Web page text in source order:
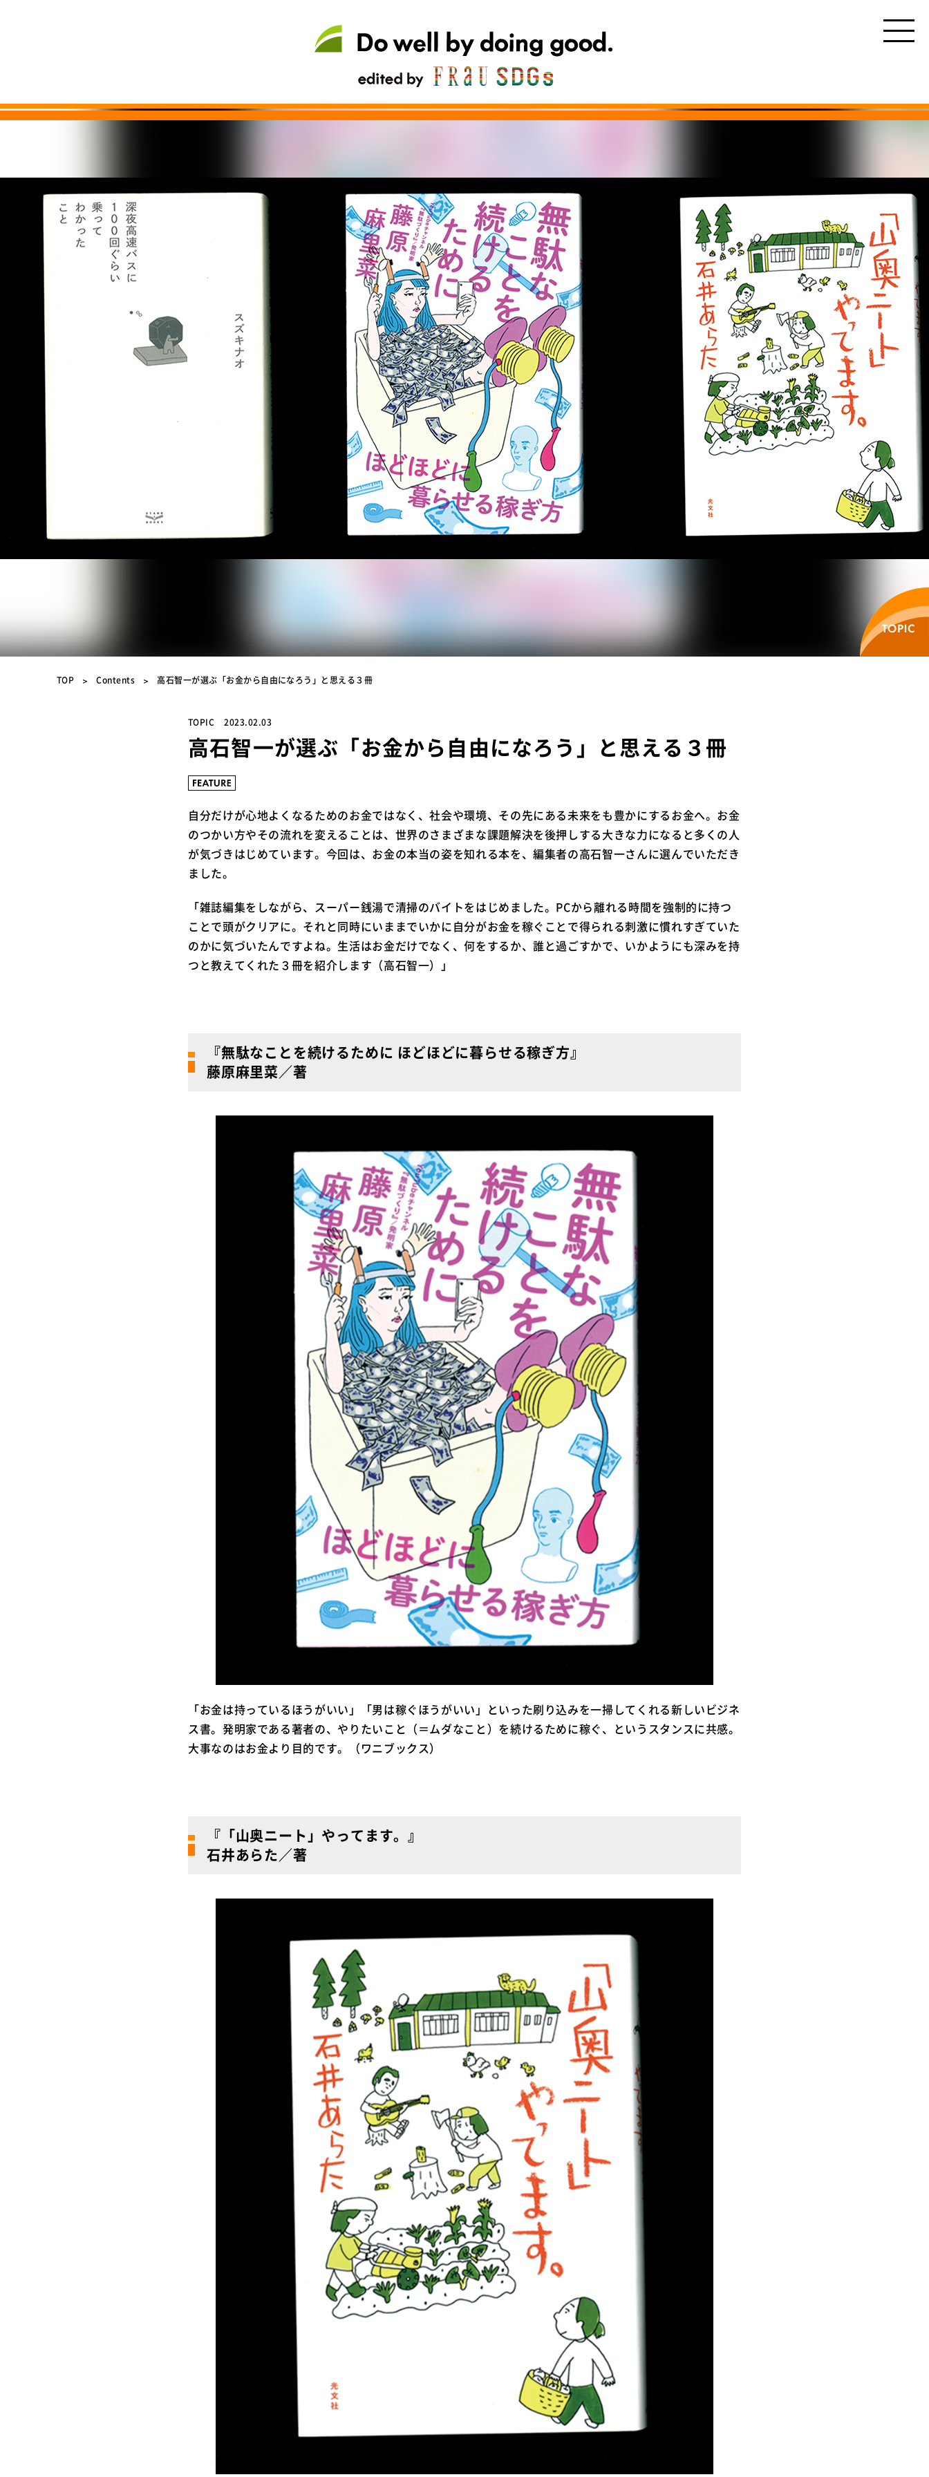
TOP Contents 高石智一が選ぶ「お金から自由になろう」と思える３冊
TOPIC 2023.02.03
高石智一が選ぶ「お金から自由になろう」と思える３冊
自分だけが心地よくなるためのお金ではなく、社会や環境、その先にある未来をも豊かにするお金へ。お金
のつかい方やその流れを変えることは、世界のさまざまな課題解決を後押しする大きな力になると多くの人
が気づきはじめています。今回は、お金の本当の姿を知れる本を、編集者の高石智一さんに選んでいただき
ました。
「雑誌編集をしながら、スーパー銭湯で清掃のバイトをはじめました。PCから離れる時間を強制的に持つ
ことで頭がクリアに。それと同時にいままでいかに自分がお金を稼ぐことで得られる刺激に慣れすぎていた
のかに気づいたんですよね。生活はお金だけでなく、何をするか、誰と過ごすかで、いかようにも深みを持
つと教えてくれた３冊を紹介します（高石智一）」
『無駄なことを続けるために ほどほどに暮らせる稼ぎ方』
藤原麻里菜／著
「お金は持っているほうがいい」「男は稼ぐほうがいい」といった刷り込みを一掃してくれる新しいビジネ
ス書。発明家である著者の、やりたいこと（＝ムダなこと）を続けるために稼ぐ、というスタンスに共感。
大事なのはお金より目的です。（ワニブックス）
『「山奥ニート」やってます。』
石井あらた／著